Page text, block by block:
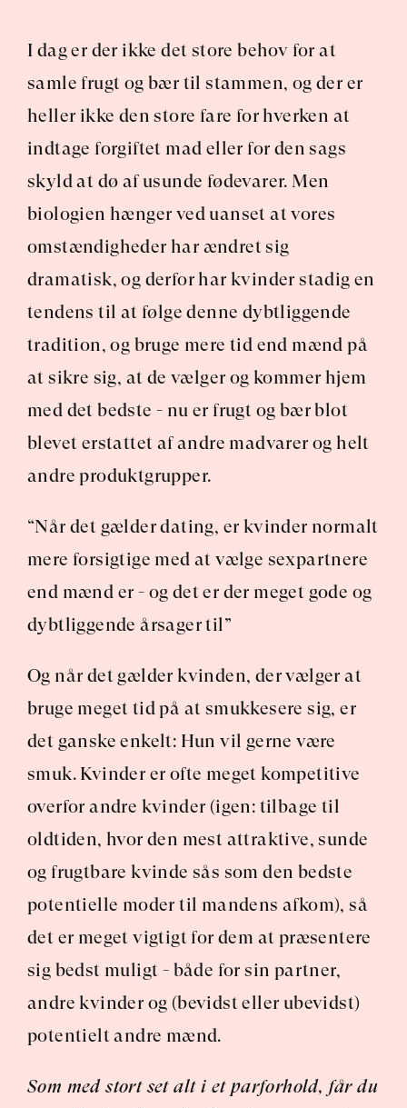
I dag er der ikke det store behov for at
samle frugt og bær til stammen, og der er
heller ikke den store fare for hverken at
indtage forgiftet mad eller for den sags
skyld at dø af usunde fødevarer. Men
biologien hænger ved uanset at vores
omstændigheder har ændret sig
dramatisk, og derfor har kvinder stadig en
tendens til at følge denne dybtliggende
tradition, og bruge mere tid end mænd på
at sikre sig, at de vælger og kommer hjem
med det bedste - nu er frugt og bær blot
blevet erstattet af andre madvarer og helt
andre produktgrupper.
“Når det gælder dating, er kvinder normalt
mere forsigtige med at vælge sexpartnere
end mænd er - og det er der meget gode og
dybtliggende årsager til”
Og når det gælder kvinden, der vælger at
bruge meget tid på at smukkesere sig, er
det ganske enkelt: Hun vil gerne være
smuk. Kvinder er ofte meget kompetitive
overfor andre kvinder (igen: tilbage til
oldtiden, hvor den mest attraktive, sunde
og frugtbare kvinde sås som den bedste
potentielle moder til mandens afkom), så
det er meget vigtigt for dem at præsentere
sig bedst muligt - både for sin partner,
andre kvinder og (bevidst eller ubevidst)
potentielt andre mænd.
Som med stort set alt i et parforhold, får du